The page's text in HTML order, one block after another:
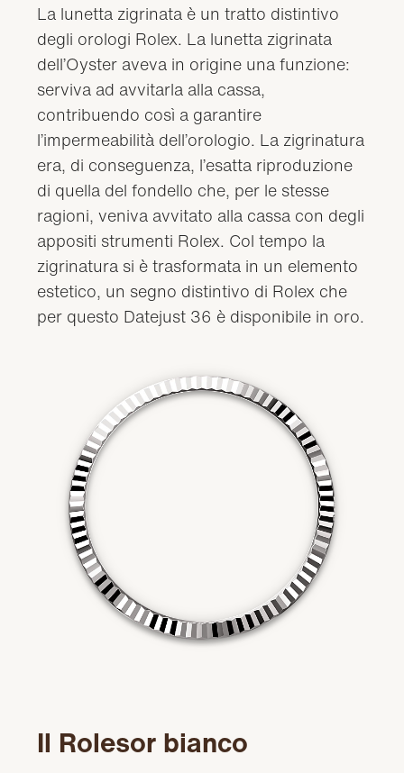
La lunetta zigrinata è un tratto distintivo
degli orologi Rolex. La lunetta zigrinata
dell’Oyster aveva in origine una funzione:
serviva ad avvitarla alla cassa,
contribuendo così a garantire
l’impermeabilità dell’orologio. La zigrinatura
era, di conseguenza, l’esatta riproduzione
di quella del fondello che, per le stesse
ragioni, veniva avvitato alla cassa con degli
appositi strumenti Rolex. Col tempo la
zigrinatura si è trasformata in un elemento
estetico, un segno distintivo di Rolex che
per questo Datejust 36 è disponibile in oro.
Il Rolesor bianco